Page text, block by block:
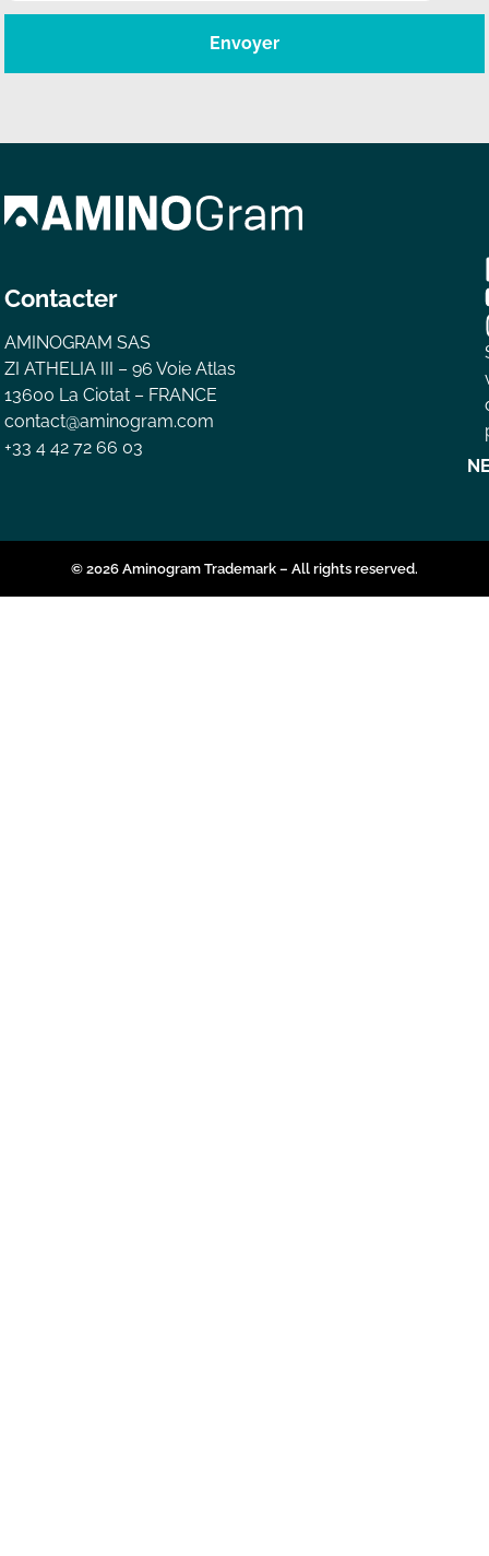
Envoyer
Contacter
AMINOGRAM SAS
ZI ATHELIA III – 96 Voie Atlas
13600 La Ciotat – FRANCE
contact@aminogram.com
+33 4 42 72 66 03
© 2026 Aminogram Trademark – All rights reserved.